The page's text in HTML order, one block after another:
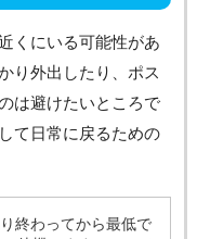
くにいる可能性があ
り外出したり、ポス
は避けたいところで
て日常に戻るための
終わってから最低で